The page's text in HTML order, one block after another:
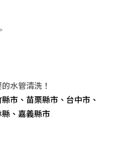
水管清洗！
市、苗栗縣市、台中市、
、嘉義縣市